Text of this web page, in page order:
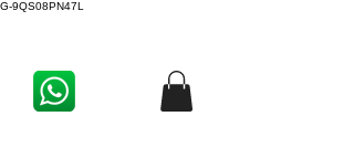
G-9QS08PN47L